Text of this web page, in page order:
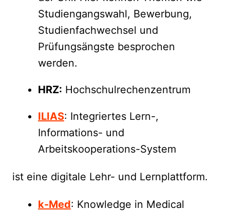
Studiengangswahl, Bewerbung,
Studienfachwechsel und
Prüfungsängste besprochen
werden.
HRZ: Hochschulrechenzentrum
ILIAS: Integriertes Lern-,
Informations- und
Arbeitskooperations-System
ist eine digitale Lehr- und Lernplattform.
k-Med: Knowledge in Medical